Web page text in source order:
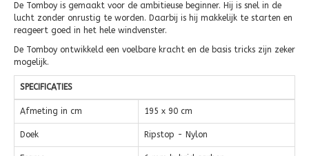
De Tomboy is gemaakt voor de ambitieuse beginner. Hij is snel in de
lucht zonder onrustig te worden. Daarbij is hij makkelijk te starten en
reageert goed in het hele windvenster.
De Tomboy ontwikkeld een voelbare kracht en de basis tricks zijn zeker
mogelijk.
SPECIFICATIES
Afmeting in cm 195 x 90 cm
Doek Ripstop - Nylon